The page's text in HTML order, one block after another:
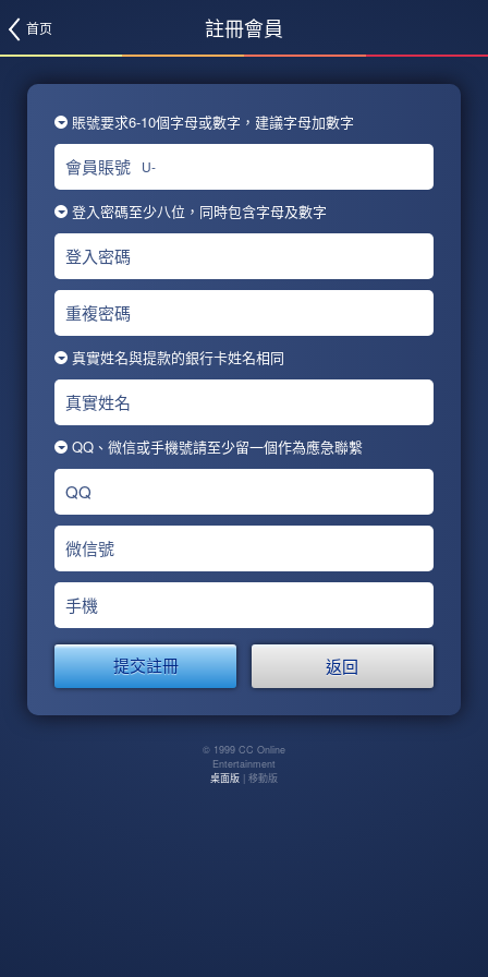
首页 註冊會員
賬號要求6-10個字母或數字，建議字母加數字
會員賬號 U-
登入密碼至少八位，同時包含字母及數字
登入密碼
重複密碼
真實姓名與提款的銀行卡姓名相同
真實姓名
QQ、微信或手機號請至少留一個作為應急聯繫
QQ
微信號
手機
返回
© 1999 CC Online
Entertainment
桌面版 | 移動版